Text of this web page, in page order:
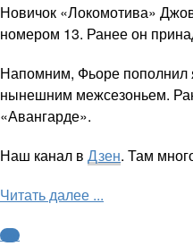
Новичок «Локомотива»
номером 13. Ранее он
Напомним, Фьоре пополнил
нынешним межсезоньем.
«Авангарде».
Наш канал в Дзен. Там
Читать далее ...
КХЛ